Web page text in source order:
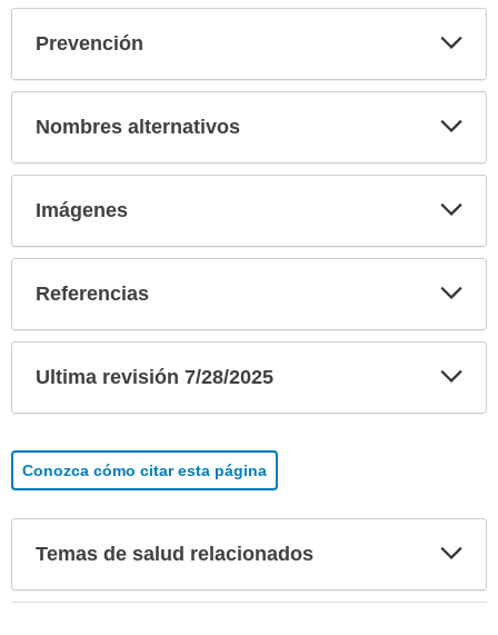
Prevención
Nombres alternativos
Imágenes
Referencias
Ultima revisión 7/28/2025
Conozca cómo citar esta página
Temas de salud relacionados